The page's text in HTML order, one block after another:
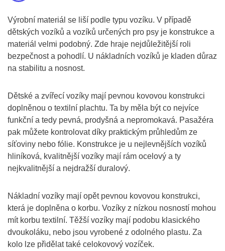
Výrobní materiál se liší podle typu vozíku. V případě
dětských vozíků a vozíků určených pro psy je konstrukce a
materiál velmi podobný. Zde hraje nejdůležitější roli
bezpečnost a pohodlí. U nákladních vozíků je kladen důraz
na stabilitu a nosnost.
Dětské a zvířecí vozíky mají pevnou kovovou konstrukci
doplněnou o textilní plachtu. Ta by měla být co nejvíce
funkční a tedy pevná, prodyšná a nepromokavá. Pasažéra
pak můžete kontrolovat díky praktickým průhledům ze
síťoviny nebo fólie. Konstrukce je u nejlevnějších vozíků
hliníková, kvalitnější vozíky mají rám ocelový a ty
nejkvalitnější a nejdražší duralový.
Nákladní vozíky mají opět pevnou kovovou konstrukci,
která je doplněna o korbu. Vozíky z nízkou nosností mohou
mít korbu textilní. Těžší vozíky mají podobu klasického
dvoukoláku, nebo jsou vyrobené z odolného plastu. Za
kolo lze přidělat také celokovový vozíček.